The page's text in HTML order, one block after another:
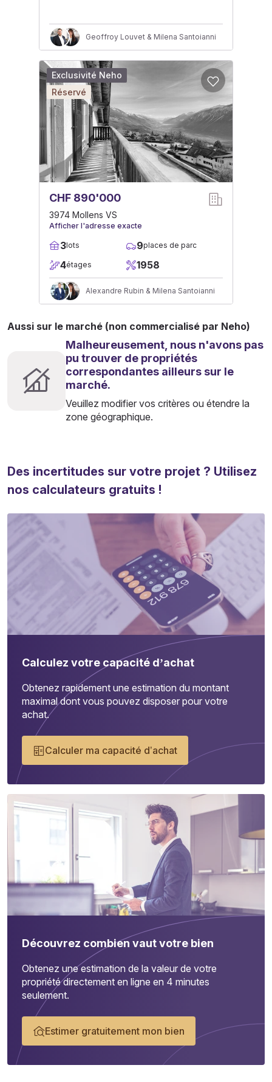
Geoffroy Louvet & Milena Santoianni
CHF 890'000
3974 Mollens VS
Afficher l'adresse exacte
3lots 9places de parc
4étages 1958
Alexandre Rubin & Milena Santoianni
Exclusivité Neho
Réservé
Aussi sur le marché (non commercialisé par Neho)
Malheureusement, nous n'avons pas
pu trouver de propriétés
correspondantes ailleurs sur le
marché.
Veuillez modifier vos critères ou étendre la
zone géographique.
Des incertitudes sur votre projet ? Utilisez
nos calculateurs gratuits !
Calculez votre capacité d’achat
Obtenez rapidement une estimation du montant
maximal dont vous pouvez disposer pour votre
achat.
Calculer ma capacité d’achat
Découvrez combien vaut votre bien
Obtenez une estimation de la valeur de votre
propriété directement en ligne en 4 minutes
seulement.
Estimer gratuitement mon bien